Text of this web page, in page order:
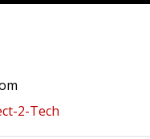
2-Tech